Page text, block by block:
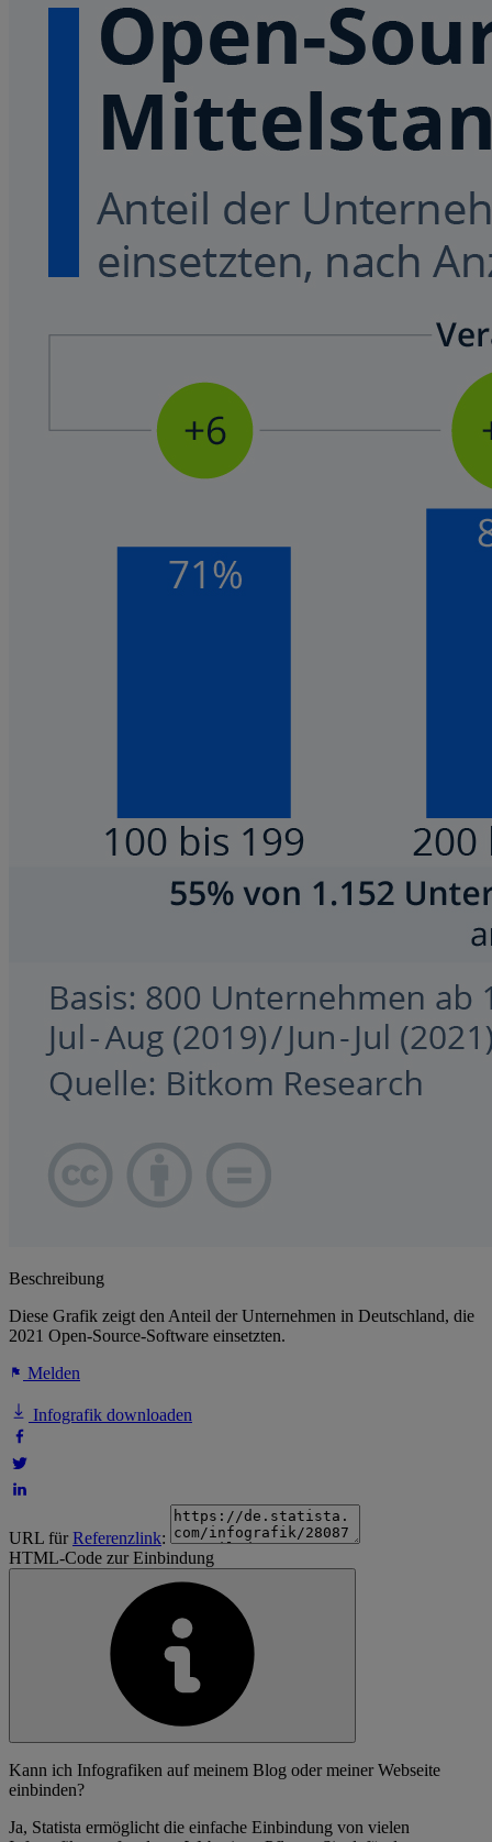
Beschreibung
Diese Grafik zeigt den Anteil der Unternehmen in Deutschland, die
2021 Open-Source-Software einsetzten.
Melden
Infografik downloaden
URL fürReferenzlink:
HTML-Code zur Einbindung
Kann ich Infografiken auf meinem Blog oder meiner Webseite
einbinden?
Ja, Statista ermöglicht die einfache Einbindung von vielen